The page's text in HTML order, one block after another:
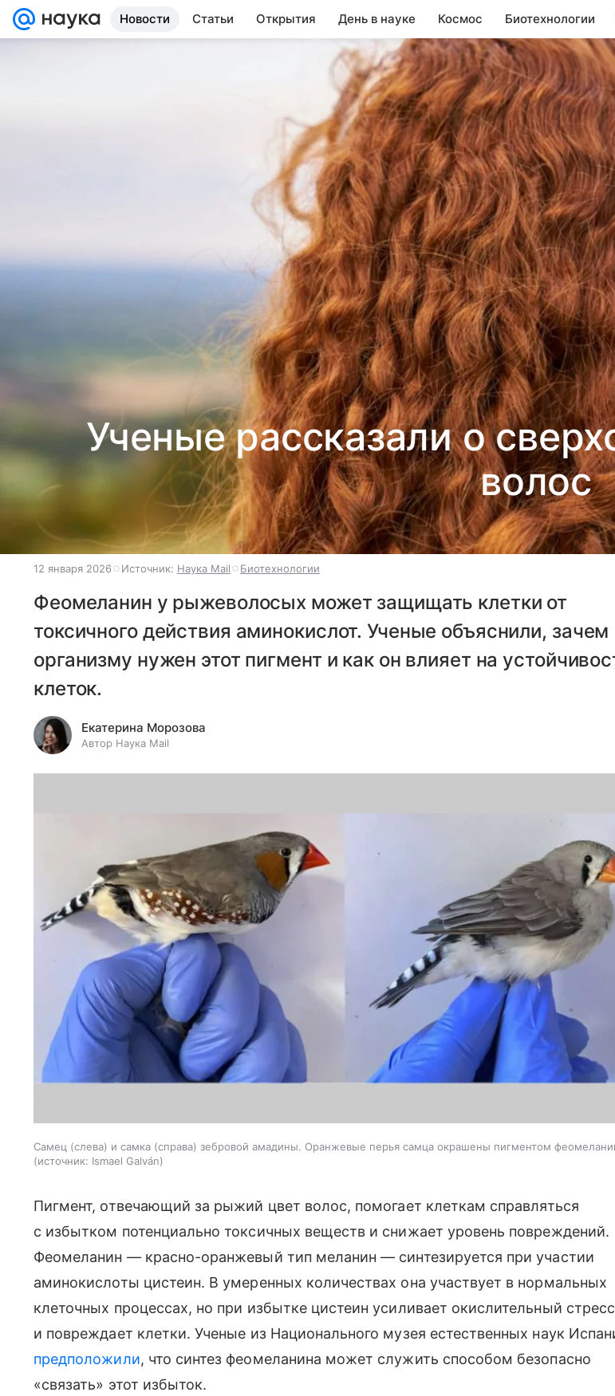
Новости Статьи Открытия День в науке Космос Биотехнологии
Ученые рассказали о
волос
12 января 2026 Источник: Наука Mail Биотехнологии
Феомеланин у рыжеволосых может защищать клетки от
токсичного действия аминокислот. Ученые объяснили, зачем
организму нужен этот пигмент и как он влияет на
клеток.
Екатерина Морозова
Автор Наука Mail
Самец (слева) и самка (справа) зебровой амадины. Оранжевые перья самца окрашены пигментом
источник: Ismael Galván
Пигмент, отвечающий за рыжий цвет волос, помогает клеткам справляться
с избытком потенциально токсичных веществ и снижает уровень повреждений.
Феомеланин — красно-оранжевый тип меланин — синтезируется при участии
аминокислоты цистеин. В умеренных количествах она участвует в нормальных
клеточных процессах, но при избытке цистеин усиливает окислительный стресс
и повреждает клетки. Ученые из Национального музея естественных наук
предположили, что синтез феомеланина может служить способом безопасно
«связать» этот избыток.